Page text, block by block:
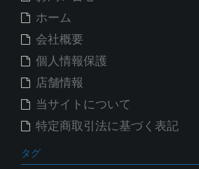
ホーム
会社概要
個人情報保護
店舗情報
当サイトについて
特定商取引法に基づく表記
タグ